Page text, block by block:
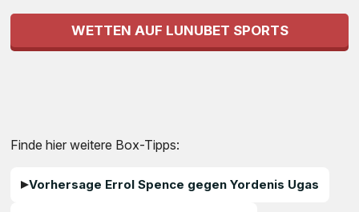
WETTEN AUF LUNUBET SPORTS
Finde hier weitere Box-Tipps:
Vorhersage Errol Spence gegen Yordenis Ugas